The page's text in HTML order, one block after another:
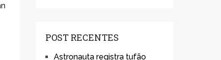
POST RECENTES
Astronauta registra tufão